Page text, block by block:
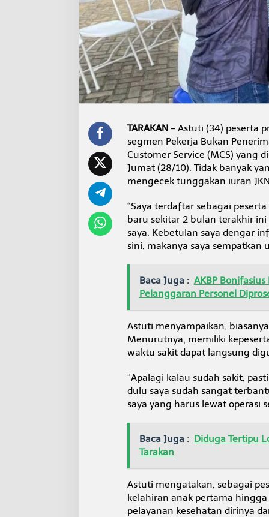
y
a
S
a
n
g
a
t
M
e
a
n
t
u
M
a
y
a
r
k
TARAKAN– Astuti (34) peserta
segmen Pekerja Bukan
Customer Service (MCS) yang
Jumat (28/10). Tidak banyak
mengecek tunggakan iuran
“Saya terdaftar sebagai
baru sekitar 2 bulan terakhir ini
saya. Kebetulan saya dengar
sini, makanya saya sempatkan
Baca Juga : AKBP
Pelanggaran Personel
Astuti menyampaikan,
Menurutnya, memiliki
waktu sakit dapat langsung
“Apalagi kalau sudah sakit,
dulu saya sudah sangat
saya yang harus lewat operasi
Baca Juga : Diduga Tertipu
Tarakan
Astuti mengatakan, sebagai
kelahiran anak pertama
pelayanan kesehatan dirinya